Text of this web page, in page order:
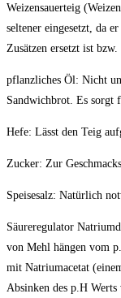
Weizensauerteig
seltener eingesetzt, da
Zusätzen ersetzt ist
pflanzliches Öl: Nicht
Sandwichbrot. Es sorgt
Hefe: Lässt den Teig
Zucker: Zur
Speisesalz: Natürlich
Säureregulator
von Mehl hängen vom
mit Natriumacetat
Absinken des p.H Werts